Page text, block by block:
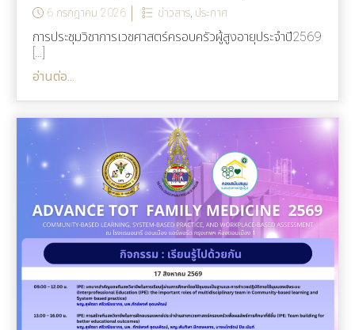
6 กรกฎาคม 2026 ข่าวสาร, ประกาศ
การประชุมวิชาการเวชศาสตร์ครอบครัวผู้สูงอายุประจำปี2569
[…]
อ่านต่อ...